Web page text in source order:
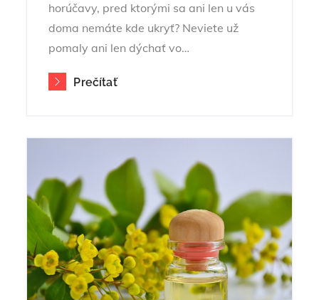
horúčavy, pred ktorými sa ani len u vás
doma nemáte kde ukryť? Neviete už
pomaly ani len dýchať vo…
Prečítať